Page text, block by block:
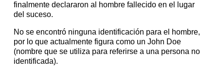
finalmente declararon al hombre fallecido en el lugar
del suceso.
No se encontró ninguna identificación para el hombre,
por lo que actualmente figura como un John Doe
(nombre que se utiliza para referirse a una persona no
identificada).